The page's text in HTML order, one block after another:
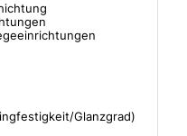
Glanzgrad)